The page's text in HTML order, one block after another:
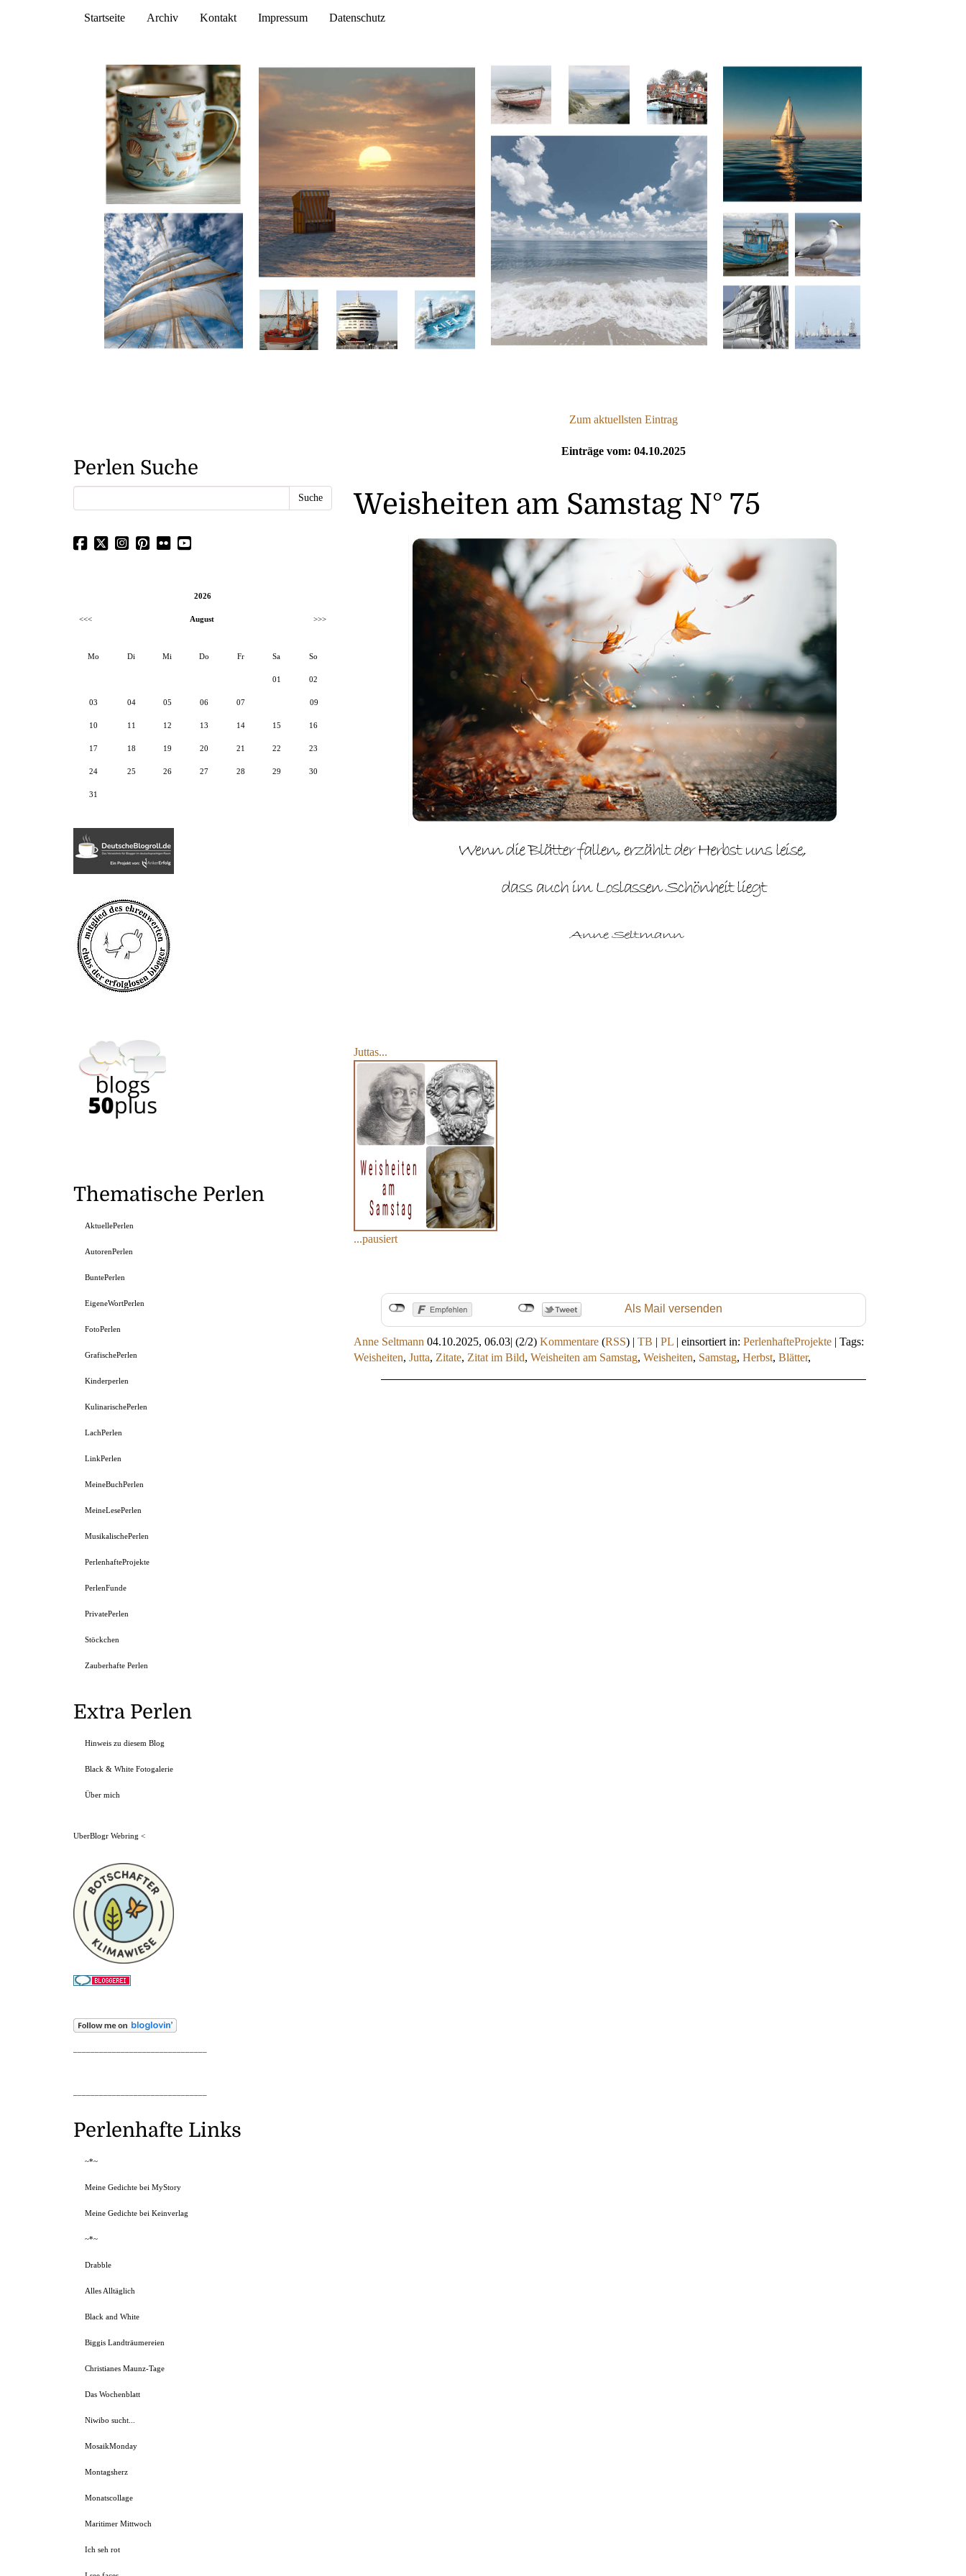
Startseite Archiv Kontakt Impressum Datenschutz
Zum aktuellsten Eintrag
Einträge vom: 04.10.2025
Weisheiten am Samstag N° 75
Juttas...
...pausiert
Als Mail versenden
Anne Seltmann 04.10.2025, 06.03| (2/2) Kommentare (RSS) | TB | PL | einsortiert in: PerlenhafteProjekte | Tags:
Weisheiten, Jutta, Zitate, Zitat im Bild, Weisheiten am Samstag, Weisheiten, Samstag, Herbst, Blätter,
Perlen Suche
2026
<<< August >>>
Mo Di Mi Do Fr Sa So
01 02
03 04 05 06 07 09
10 11 12 13 14 15 16
17 18 19 20 21 22 23
24 25 26 27 28 29 30
31
Thematische Perlen
AktuellePerlen
AutorenPerlen
BuntePerlen
EigeneWortPerlen
FotoPerlen
GrafischePerlen
Kinderperlen
KulinarischePerlen
LachPerlen
LinkPerlen
MeineBuchPerlen
MeineLesePerlen
MusikalischePerlen
PerlenhafteProjekte
PerlenFunde
PrivatePerlen
Stöckchen
Zauberhafte Perlen
Extra Perlen
Hinweis zu diesem Blog
Black & White Fotogalerie
Über mich
UberBlogr Webring <
Perlenhafte Links
~*~
Meine Gedichte bei MyStory
Meine Gedichte bei Keinverlag
~*~
Drabble
Alles Alltäglich
Black and White
Biggis Landträumereien
Christianes Maunz-Tage
Das Wochenblatt
Niwibo sucht...
MosaikMonday
Montagsherz
Monatscollage
Maritimer Mittwoch
Ich seh rot